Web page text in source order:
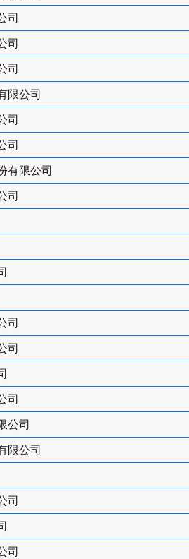
司
司
司
限公司
司
司
有限公司
司
司
司
司
公司
限公司
司
司